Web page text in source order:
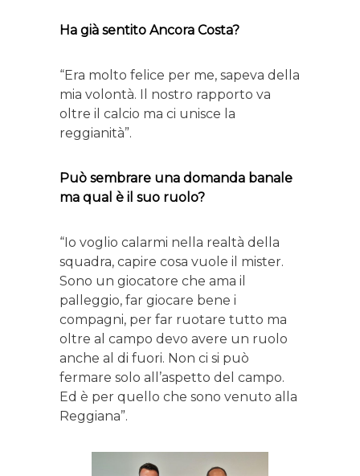
Ha già sentito Ancora Costa?
“Era molto felice per me, sapeva della
mia volontà. Il nostro rapporto va
oltre il calcio ma ci unisce la
reggianità”.
Può sembrare una domanda banale
ma qual è il suo ruolo?
“Io voglio calarmi nella realtà della
squadra, capire cosa vuole il mister.
Sono un giocatore che ama il
palleggio, far giocare bene i
compagni, per far ruotare tutto ma
oltre al campo devo avere un ruolo
anche al di fuori. Non ci si può
fermare solo all’aspetto del campo.
Ed è per quello che sono venuto alla
Reggiana”.